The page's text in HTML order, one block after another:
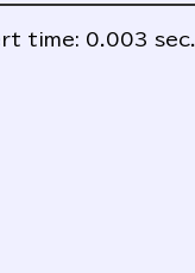
time: 0.003 sec.